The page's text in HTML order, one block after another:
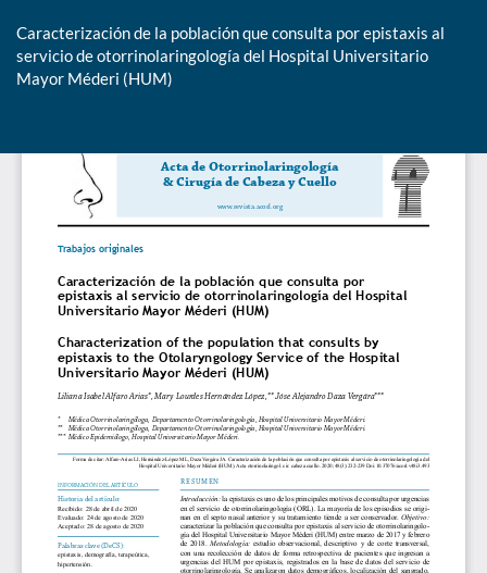
Caracterización de la población que consulta por epistaxis al
servicio de otorrinolaringología del Hospital Universitario
Mayor Méderi (HUM)